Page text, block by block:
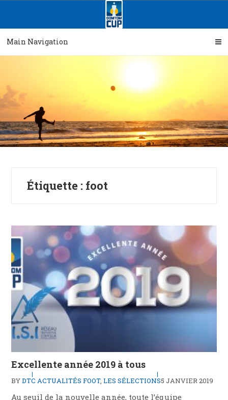
navigation
content
Main Navigation
Étiquette : foot
Excellente année 2019 à tous
BYDTC ACTUALITÉS FOOT,LES SÉLECTIONS5 JANVIER 2019
Au seuil de la nouvelle année, toute l’équipe